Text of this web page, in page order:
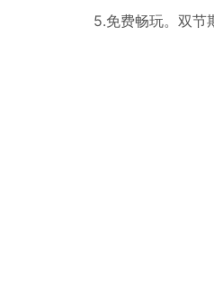
5.免费畅玩。双节期